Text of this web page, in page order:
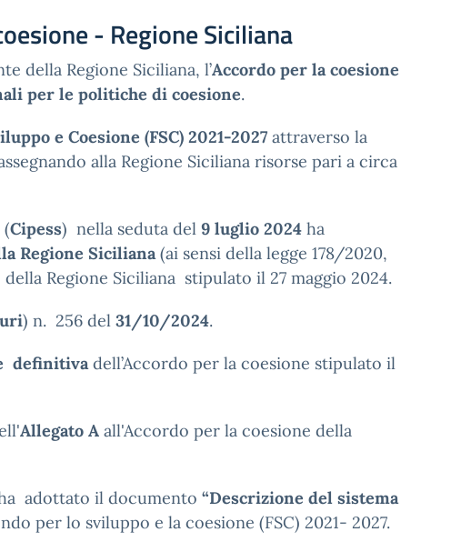
- Regione Siciliana
della Regione Siciliana, l’Accordo per la coesione
per le politiche di coesione.
e Coesione (FSC) 2021-2027 attraverso la
alla Regione Siciliana risorse pari a circa
Cipess) nella seduta del 9 luglio 2024 ha
Regione Siciliana(ai sensi della legge 178/2020,
Regione Siciliana stipulato il 27 maggio 2024.
) n. 256 del 31/10/2024.
definitivadell’Accordo per la coesione stipulato il
Allegato A all'Accordo per la coesione della
adottato il documento “Descrizione del sistema
per lo sviluppo e la coesione (FSC) 2021- 2027.